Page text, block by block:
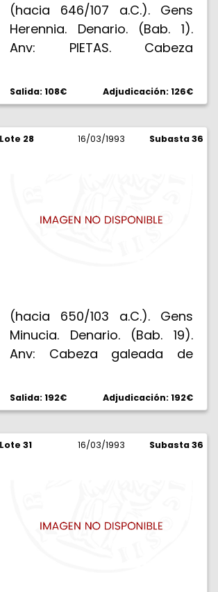
(hacia 646/107 a.C.). Gens
Herennia. Denario. (Bab. 1).
Anv: PIETAS. Cabeza
M. HERENNI. Amfinomo
desnudo, corriendo con su
padre a hombros, delante.
3,96 g. Escasa. EBC-.
Salida: 108€ Adjudicación: 126€
Lote 28 16/03/1993 Subasta 36
(hacia 650/103 a.C.). Gens
Minucia. Denario. (Bab. 19).
Anv: Cabeza galeada de
THERM. M. F. Dos guerreros
luchando, el de la izquerda
protegiendo a un tercero
caído. 4,01 g. Acuñación muy
Salida: 192€ Adjudicación: 192€
Lote 31 16/03/1993 Subasta 36